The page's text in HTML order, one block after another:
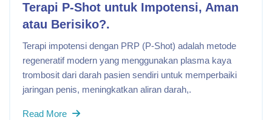
Terapi P-Shot untuk Impotensi, Aman
atau Berisiko?.
Terapi impotensi dengan PRP (P-Shot) adalah metode
regeneratif modern yang menggunakan plasma kaya
trombosit dari darah pasien sendiri untuk memperbaiki
jaringan penis, meningkatkan aliran darah,.
Read More